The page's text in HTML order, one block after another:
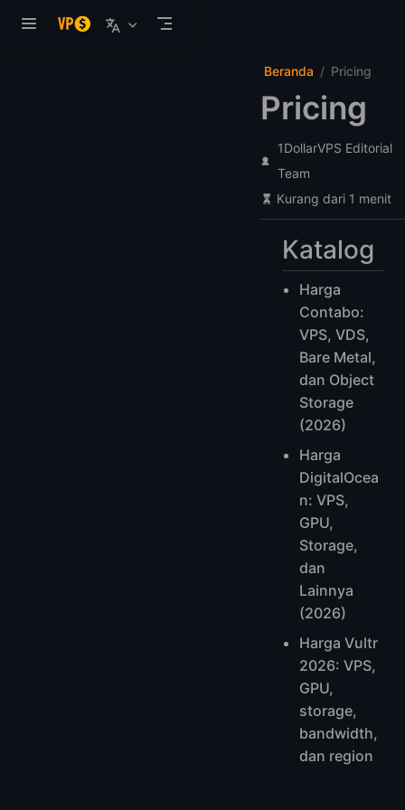
Beranda Pricing
Pricing
1DollarVPS Editorial
Team
Kurang dari 1 menit
Katalog
Harga
Contabo:
VPS, VDS,
Bare Metal,
dan Object
Storage
(2026)
Harga
DigitalOcea
n: VPS,
GPU,
Storage,
dan
Lainnya
(2026)
Harga Vultr
2026: VPS,
GPU,
storage,
bandwidth,
dan region